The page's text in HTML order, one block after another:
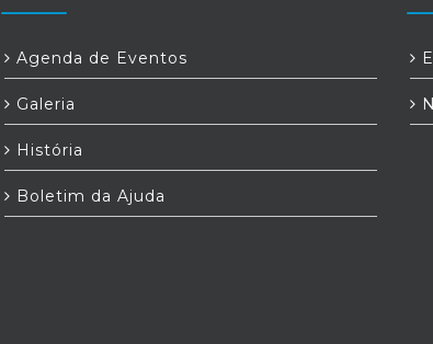
Agenda de Eventos
Galeria
História
Boletim da Ajuda